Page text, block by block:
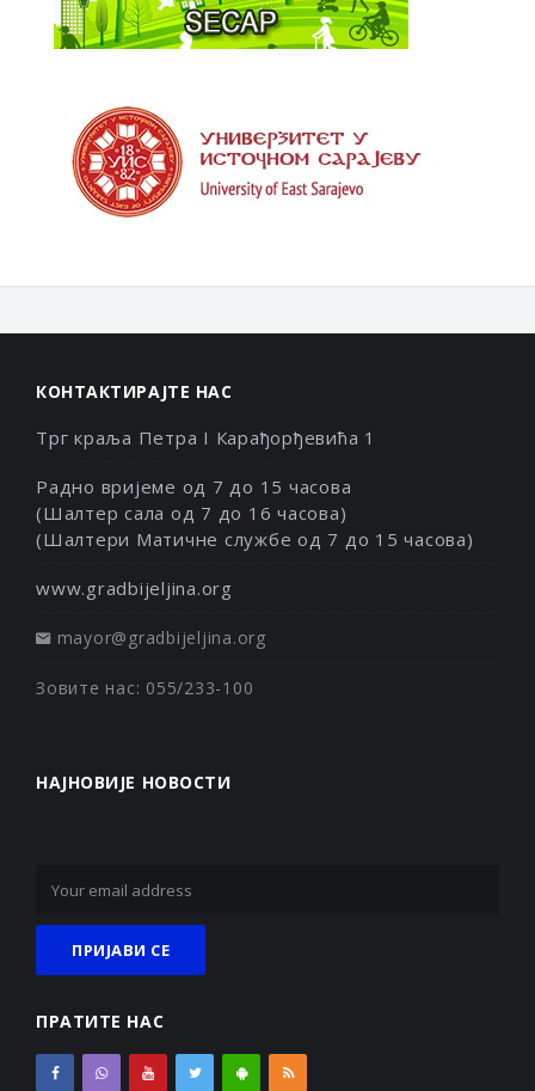
КОНТАКТИРАЈТЕ НАС
Трг краља Петра I Карађорђевића 1
Радно вријеме од 7 до 15 часова
(Шалтер сала од 7 до 16 часова)
(Шалтери Матичне службе од 7 до 15 часова)
www.gradbijeljina.org
mayor@gradbijeljina.org
Зовите нас: 055/233-100
НАЈНОВИЈЕ НОВОСТИ
ПРАТИТЕ НАС